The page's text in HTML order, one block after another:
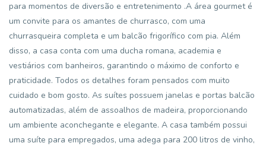
para momentos de diversão e entretenimento .A área gourmet é
um convite para os amantes de churrasco, com uma
churrasqueira completa e um balcão frigorífico com pia. Além
disso, a casa conta com uma ducha romana, academia e
vestiários com banheiros, garantindo o máximo de conforto e
praticidade. Todos os detalhes foram pensados com muito
cuidado e bom gosto. As suítes possuem janelas e portas balcão
automatizadas, além de assoalhos de madeira, proporcionando
um ambiente aconchegante e elegante. A casa também possui
uma suíte para empregados, uma adega para 200 litros de vinho,